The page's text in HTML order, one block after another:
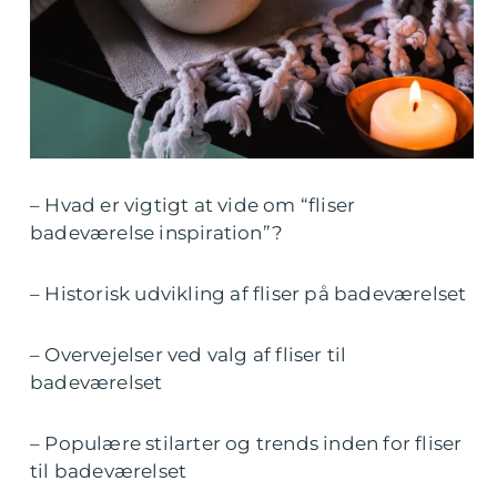
– Hvad er vigtigt at vide om “fliser
badeværelse inspiration”?
– Historisk udvikling af fliser på badeværelset
– Overvejelser ved valg af fliser til
badeværelset
– Populære stilarter og trends inden for fliser
til badeværelset